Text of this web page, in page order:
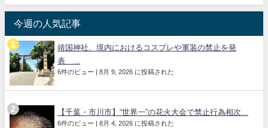
今週の人気記事
靖国神社、境内におけるコスプレや軍装の禁止を発
表 ...
6件のビュー | 8月 9, 2026 に投稿された
【千葉・市川市】“世界一”の花火大会で禁止行為相次...
6件のビュー | 8月 4, 2026 に投稿された